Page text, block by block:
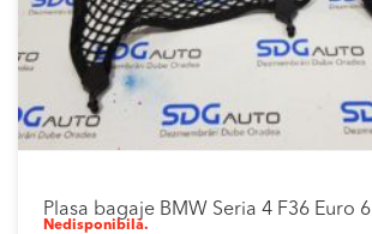
Plasa bagaje BMW Seria 4 F36 Euro 6
Nedisponibilă.